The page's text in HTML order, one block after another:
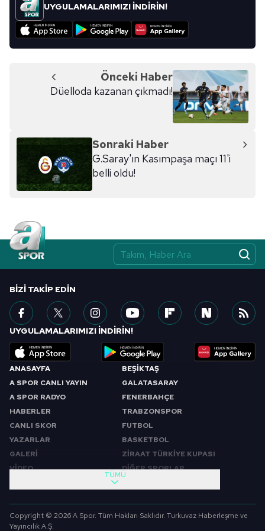
verileriniz işlenmekte olup gerekli olan çerezler bilgi
toplumu hizmetlerinin sunulması amacıyla
reklam/pazarlama faaliyetlerinin yapılması, amaçlarıyla
sınırlı olarak açık rızanız dahilinde kullanılacaktır.
Çerezlere ilişkin tercihlerinizi aşağıda yer alan panel
için Ayarlar butonuna tıklayabilir,Çerez Bilgilendirme
Metnimizi ziyaret edebilirsiniz.
6698 sayılı Kişisel Verilerin Korunması Kanunu uyarınca
almak için lütfen
UYGULAMALARIMIZI İNDİRİN!
Önceki Haber
Düelloda kazanan çıkmadı!
Sonraki Haber
G.Saray'ın Kasımpaşa maçı 11'i
belli oldu!
ANASAYFA
A SPOR CANLI YAYIN
A SPOR RADYO
HABERLER
CANLI SKOR
YAZARLAR
GALERİ
VİDEO
BEŞİKTAŞ
GALATASARAY
FENERBAHÇE
TRABZONSPOR
FUTBOL
BASKETBOL
ZİRAAT TÜRKİYE KUPASI
DİĞER SPORLAR
SABAH SPORU
SPOR GÜNDEMİ
FUTBOL
TÜMÜ
BIZI TAKIP EDIN
UYGULAMALARIMIZI İNDİRİN!
Copyright © 2026 A Spor. Tüm Hakları Saklıdır. Turkuvaz Haberleşme ve
Yayıncılık A.Ş.